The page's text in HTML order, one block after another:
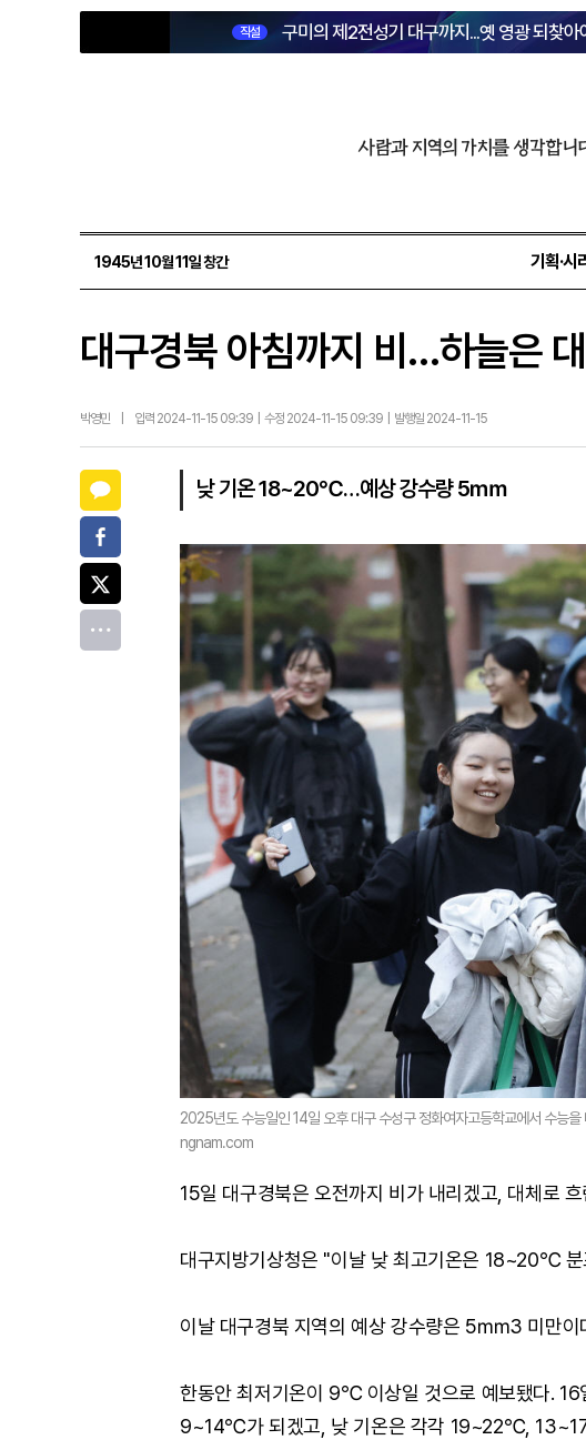
직설 구미의 제2전성기 대구까지...옛 영광 되찾아
사람과 지역의 가치를 생각합니
1945년 10월 11일 창간 기획·시
대구경북 아침까지 비…하늘은
박영민 입력 2024-11-15 09:39 | 수정 2024-11-15 09:39 | 발행일 2024-11-15
낮 기온 18~20℃…예상 강수량 5㎜
2025년도 수능일인 14일 오후 대구 수성구 정화여자고등학교에서 수능
ngnam.com
15일 대구경북은 오전까지 비가 내리겠고, 대체로
대구지방기상청은 "이날 낮 최고기온은 18~20℃ 분
이날 대구경북 지역의 예상 강수량은 5㎜3 미만이
한동안 최저기온이 9℃ 이상일 것으로 예보됐다.
9~14℃가 되겠고, 낮 기온은 각각 19~22℃,